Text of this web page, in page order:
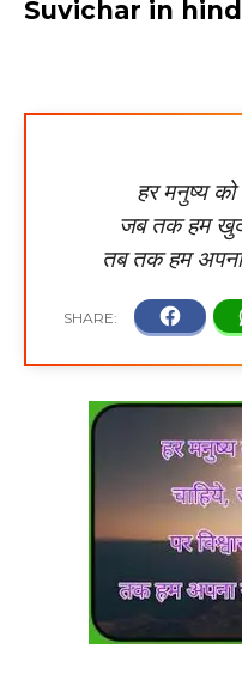
Suvichar in
हर मनुष्य को
जब तक हम खुद
तब तक हम